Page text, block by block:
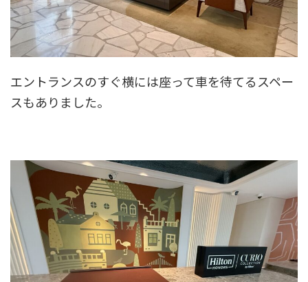
エントランスのすぐ横には座って車を待てるスペー
スもありました。